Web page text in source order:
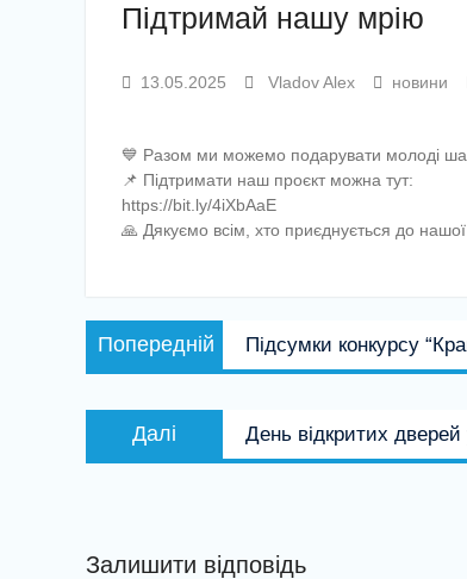
Підтримай нашу мрію
13.05.2025 Vladov Alex новини
💙 Разом ми можемо подарувати молоді
📌 Підтримати наш проєкт можна тут:
https://bit.ly/4iXbAaE
🙏 Дякуємо всім, хто приєднується до нашої
Навігація
записів
Попередній
запис:
Підсумки конкурсу
Далі
запис:
День відкритих
Залишити відповідь